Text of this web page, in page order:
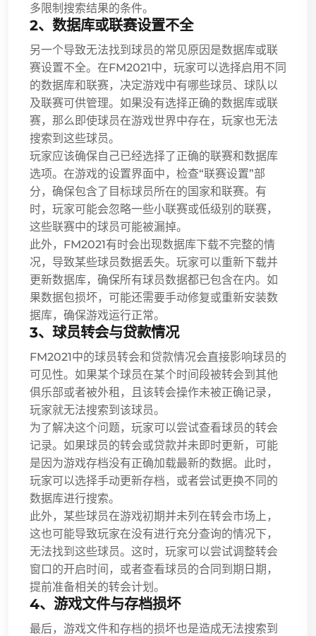
多限制搜索结果的条件。
2、数据库或联赛设置不全
另一个导致无法找到球员的常见原因是数据库或联
赛设置不全。在FM2021中，玩家可以选择启用不同
的数据库和联赛，决定游戏中有哪些球员、球队以
及联赛可供管理。如果没有选择正确的数据库或联
赛，那么即使球员在游戏世界中存在，玩家也无法
搜索到这些球员。
玩家应该确保自己已经选择了正确的联赛和数据库
选项。在游戏的设置界面中，检查“联赛设置”部
分，确保包含了目标球员所在的国家和联赛。有
时，玩家可能会忽略一些小联赛或低级别的联赛，
这些联赛中的球员可能被漏掉。
此外，FM2021有时会出现数据库下载不完整的情
况，导致某些球员数据丢失。玩家可以重新下载并
更新数据库，确保所有球员数据都已包含在内。如
果数据包损坏，可能还需要手动修复或重新安装数
据库，确保游戏运行正常。
3、球员转会与贷款情况
FM2021中的球员转会和贷款情况会直接影响球员的
可见性。如果某个球员在某个时间段被转会到其他
俱乐部或者被外租，且该转会操作未被正确记录，
玩家就无法搜索到该球员。
为了解决这个问题，玩家可以尝试查看球员的转会
记录。如果球员的转会或贷款并未即时更新，可能
是因为游戏存档没有正确加载最新的数据。此时，
玩家可以选择手动更新存档，或者尝试更换不同的
数据库进行搜索。
此外，某些球员在游戏初期并未列在转会市场上，
这也可能导致玩家在没有进行充分查询的情况下，
无法找到这些球员。这时，玩家可以尝试调整转会
窗口的开启时间，或者查看球员的合同到期日期，
提前准备相关的转会计划。
4、游戏文件与存档损坏
最后，游戏文件和存档的损坏也是造成无法搜索到